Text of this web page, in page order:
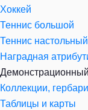
Хоккей
Теннис большой
Теннис настольный
Наградная
Коллекции,
Таблицы и карты